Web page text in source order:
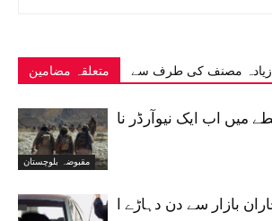
متعلقہ مضامین زیادہ مصنف کی طرف سے
مقبوضہ بلوچستان